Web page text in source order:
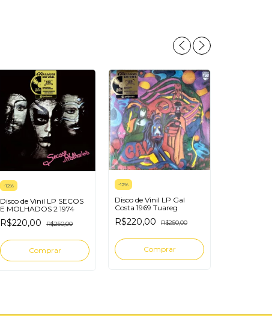
-12%
Disco de Vinil LP SECOS
E MOLHADOS 2 1974
R$220,00 R$250,00
-12%
Disco de Vinil LP Gal
Costa 1969 Tuareg
R$220,00 R$250,00